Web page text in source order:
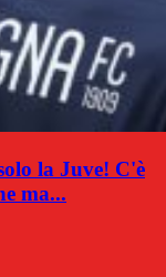
la Juve! C'è
ma...